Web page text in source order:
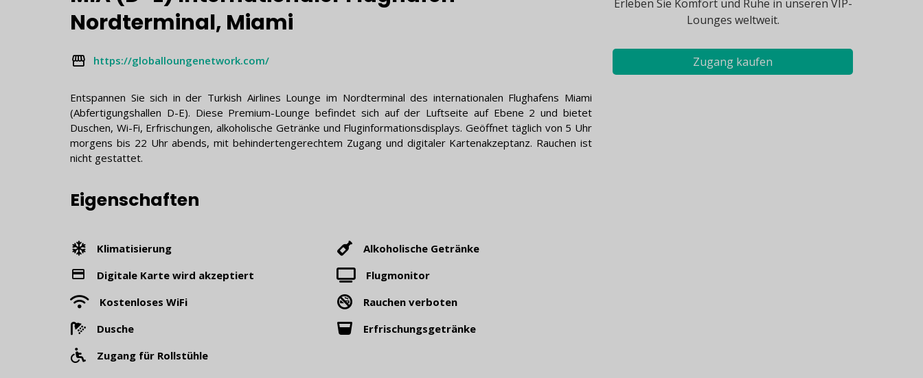
Nordterminal, Miami
https://globalloungenetwork.com/
Entspannen Sie sich in der Turkish Airlines Lounge im Nordterminal des internationalen Flughafens Miami
(Abfertigungshallen D-E). Diese Premium-Lounge befindet sich auf der Luftseite auf Ebene 2 und bietet
Duschen, Wi-Fi, Erfrischungen, alkoholische Getränke und Fluginformationsdisplays. Geöffnet täglich von 5 Uhr
morgens bis 22 Uhr abends, mit behindertengerechtem Zugang und digitaler Kartenakzeptanz. Rauchen ist
nicht gestattet.
Eigenschaften
Klimatisierung
Alkoholische Getränke
Digitale Karte wird akzeptiert
Flugmonitor
Kostenloses WiFi
Rauchen verboten
Dusche
Erfrischungsgetränke
Zugang für Rollstühle
Erleben Sie Komfort und Ruhe in unseren VIP-
Lounges weltweit.
Zugang kaufen